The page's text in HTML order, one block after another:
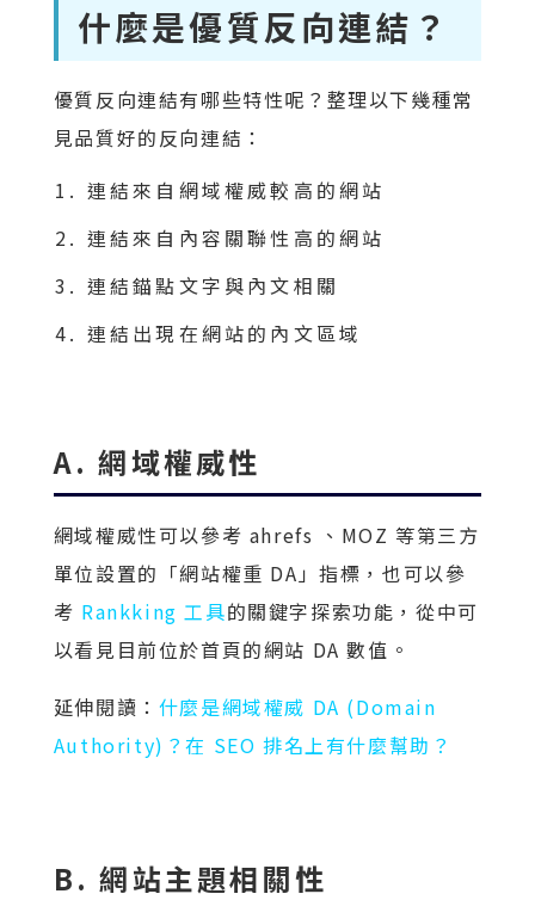
什麼是優質反向連結？
優質反向連結有哪些特性呢？整理以下幾種常
見品質好的反向連結：
連結來自網域權威較高的網站
連結來自內容關聯性高的網站
連結錨點文字與內文相關
連結出現在網站的內文區域
A. 網域權威性
網域權威性可以參考 ahrefs 、MOZ 等第三方
單位設置的「網站權重 DA」指標，也可以參
考 Rankking 工具的關鍵字探索功能，從中可
以看見目前位於首頁的網站 DA 數值。
延伸閱讀： 什麼是網域權威 DA (Domain
Authority)？在 SEO 排名上有什麼幫助？
B. 網站主題相關性